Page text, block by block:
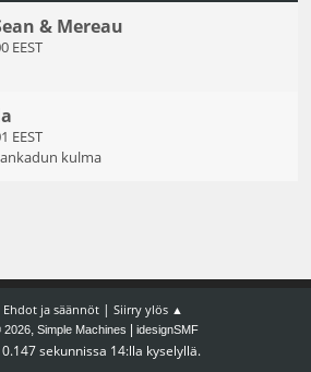
& Mereau
EEST
EEST
kulma
Ehdot ja säännöt| Siirry ylös ▲
2026, Simple Machines idesignSMF
sekunnissa 14:lla kyselyllä.